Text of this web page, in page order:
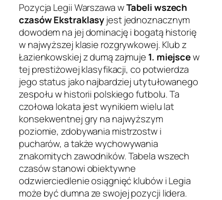
Pozycja Legii Warszawa wTabeli wszech
czasów Ekstraklasyjest jednoznacznym
dowodem na jej dominację i bogatą historię
w najwyższej klasie rozgrywkowej. Klub z
Łazienkowskiej z dumą zajmuje 1. miejscew
tej prestiżowej klasyfikacji, co potwierdza
jego status jako najbardziej utytułowanego
zespołu w historii polskiego futbolu. Ta
czołowa lokata jest wynikiem wielu lat
konsekwentnej gry na najwyższym
poziomie, zdobywania mistrzostw i
pucharów, a także wychowywania
znakomitych zawodników. Tabela wszech
czasów stanowi obiektywne
odzwierciedlenie osiągnięć klubów i Legia
może być dumna ze swojej pozycji lidera.